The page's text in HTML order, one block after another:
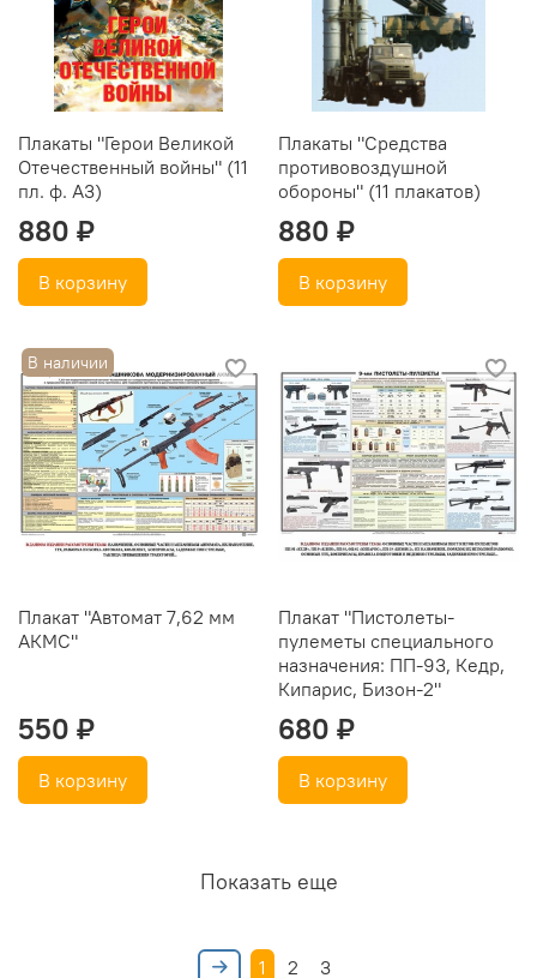
Плакаты "Герои Великой
Отечественный войны" (11
пл. ф. А3)
880 ₽
В корзину
Плакаты "Средства
противовоздушной
обороны" (11 плакатов)
880 ₽
В корзину
В наличии
Плакат "Автомат 7,62 мм
АКМС"
550 ₽
В корзину
Плакат "Пистолеты-
пулеметы специального
назначения: ПП-93, Кедр,
Кипарис, Бизон-2"
680 ₽
В корзину
Показать еще
1 2 3